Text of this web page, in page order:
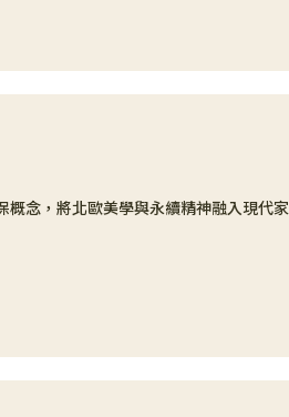
念，將北歐美學與永續精神融入現代家